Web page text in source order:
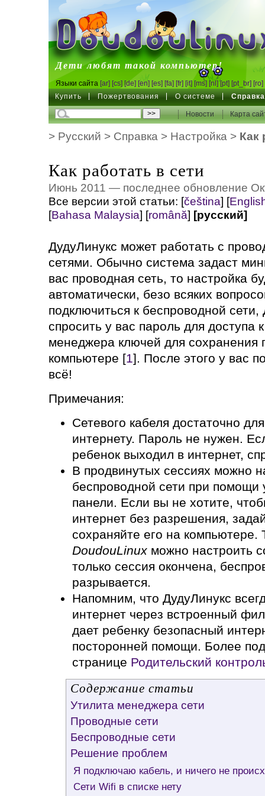
DoudouLinux
Дети любят такой компьютер!
Языки сайта [ar] [cs] [de] [en] [es] [fa] [fr] [it] [ms] [nl] [pt] [pt_br] [ro]
Купить Пожертвования О системе Справка
Новости Карта
> Русский > Справка > Настройка > Как
Как работать в сети
Июнь 2011 — последнее обновление
Все версии этой статьи: [čeština] [
[Bahasa Malaysia] [română] [русский]
ДудуЛинукс может работать с
сетями. Обычно система задаст
вас проводная сеть, то настройка
автоматически, безо всяких
подключиться к беспроводной
спросить у вас пароль для доступа
менеджера ключей для сохранения
компьютере [1]. После этого у вас
всё!
Примечания:
Сетевого кабеля достаточно
интернету. Пароль не нужен.
ребенок выходил в интернет,
В продвинутых сессиях можно
беспроводной сети при помощи
панели. Если вы не хотите,
интернет без разрешения,
сохраняйте его на компьютере.
DoudouLinuxможно настроить
только сессия окончена,
разрывается.
Напомним, что ДудуЛинукс
интернет через встроенный
дает ребенку безопасный
посторонней помощи. Более
странице Родительский
Содержание статьи
Утилита менеджера сети
Проводные сети
Беспроводные сети
Решение проблем
Я подключаю кабель, и ничего не
Сети Wifi в списке нету